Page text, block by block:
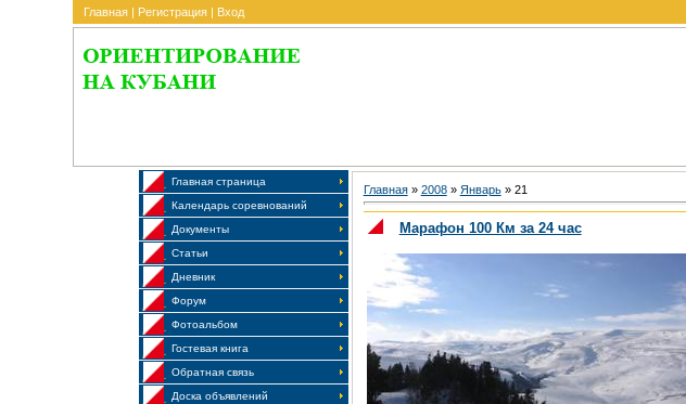
Главная | Регистрация | Вход
Главная страница
Календарь соревнований
Документы
Статьи
Дневник
Форум
Фотоальбом
Гостевая книга
Обратная связь
Доска объявлений
Главная» 2008 » Январь » 21
Марафон 100 Км за 24 час